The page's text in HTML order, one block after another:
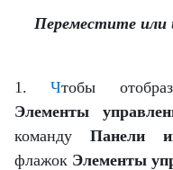
Переместите или
1.Чтобы
Элементы
команду Панели
флажок Элементы